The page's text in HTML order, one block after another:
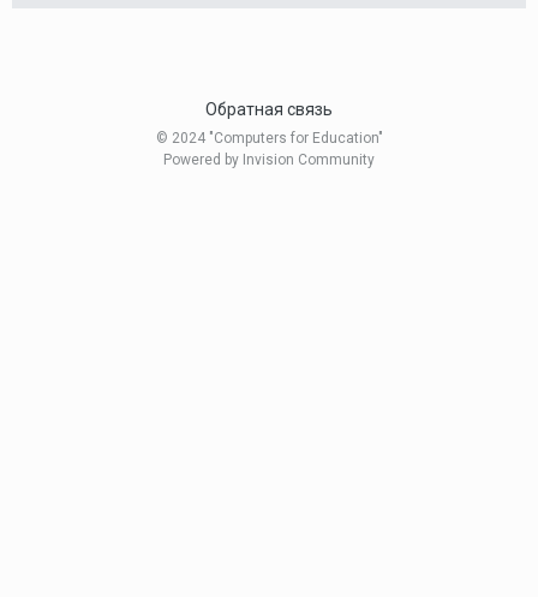
Обратная связь
© 2024 "Computers for Education"
Powered by Invision Community